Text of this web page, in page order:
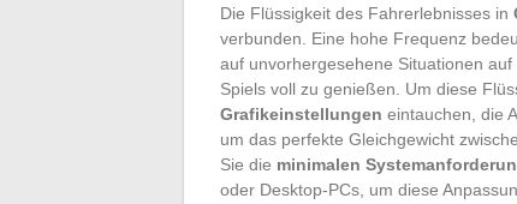
Die Flüssigkeit des Fahrerlebnisses in
verbunden. Eine hohe Frequenz
auf unvorhergesehene Situationen
Spiels voll zu genießen. Um diese
Grafikeinstellungen eintauchen, die
um das perfekte Gleichgewicht
Sie die minimalen
oder Desktop-PCs, um diese